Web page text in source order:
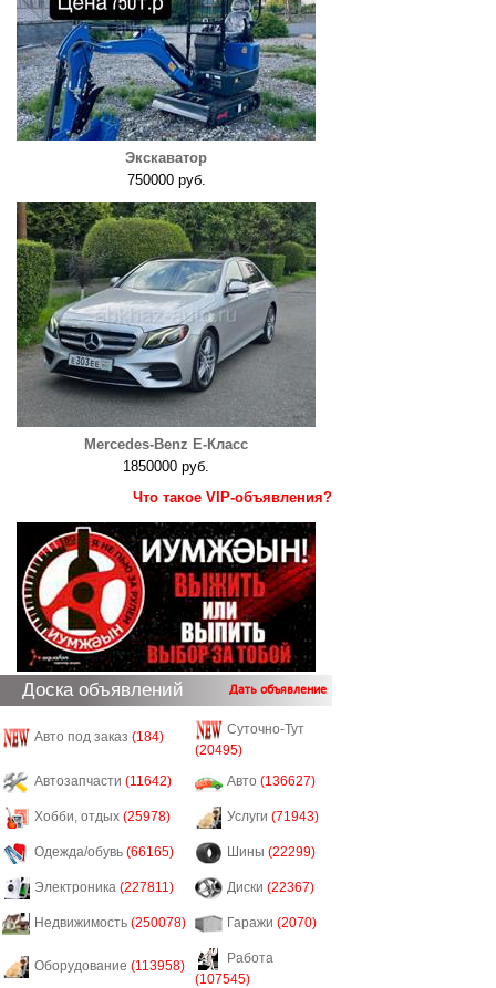
Экскаватор
750000 руб.
Mercedes-Benz E-Класс
1850000 руб.
Что такое VIP-объявления?
Доска объявлений Дать объявление
Авто под заказ (184)
Суточно-Тут
(20495)
Автозапчасти (11642) Авто (136627)
Хобби, отдых (25978) Услуги (71943)
Одежда/обувь (66165) Шины (22299)
Электроника (227811) Диски (22367)
Недвижимость (250078) Гаражи (2070)
Оборудование (113958)
Работа
(107545)